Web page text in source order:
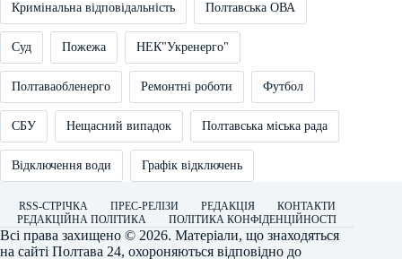
Кримінальна відповідальність Полтавська ОВА
Суд Пожежа НЕК"Укренерго"
Полтаваобленерго Ремонтні роботи Футбол
СБУ Нещасний випадок Полтавська міська рада
Відключення води Графік відключень
RSS-СТРІЧКА ПРЕС-РЕЛІЗИ РЕДАКЦІЯ
КОНТАКТИ
РЕДАКЦІЙНА ПОЛІТИКА
ПОЛІТИКА КОНФІДЕНЦІЙНОСТІ
Всі права захищено © 2026. Матеріали, що знаходяться
на сайті Полтава 24, охороняються відповідно до